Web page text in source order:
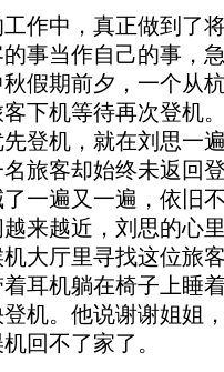
中，真正做到了
事当作自己的事，
假期前夕，一个从
下机等待再次登机
登机，就在刘思一
旅客却始终未返回
一遍又一遍，依旧
来越近，刘思的心
大厅里寻找这位旅
耳机躺在椅子上睡
机。他说谢谢姐姐
回不了家了。